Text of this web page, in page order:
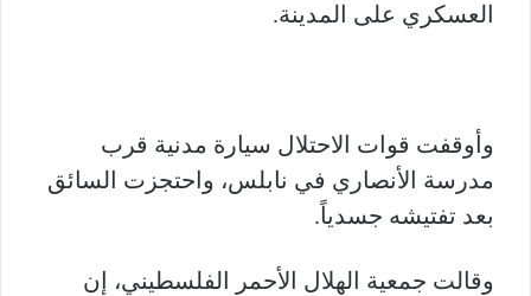
العسكري على المدينة.
وأوقفت قوات الاحتلال سيارة مدنية قرب
مدرسة الأنصاري في نابلس، واحتجزت السائق
بعد تفتيشه جسدياً.
وقالت جمعية الهلال الأحمر الفلسطيني، إن